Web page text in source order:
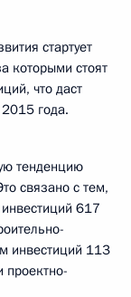
стартует
которыми стоят
что даст
года.
тенденцию
связано с тем,
617
инвестиций 113
проектно-